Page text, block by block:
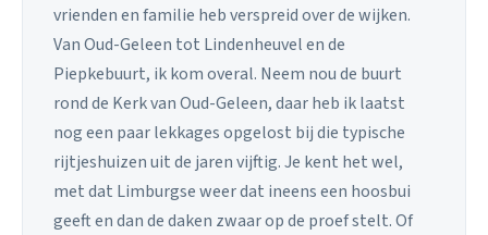
vrienden en familie heb verspreid over de wijken.
Van Oud-Geleen tot Lindenheuvel en de
Piepkebuurt, ik kom overal. Neem nou de buurt
rond de Kerk van Oud-Geleen, daar heb ik laatst
nog een paar lekkages opgelost bij die typische
rijtjeshuizen uit de jaren vijftig. Je kent het wel,
met dat Limburgse weer dat ineens een hoosbui
geeft en dan de daken zwaar op de proef stelt. Of